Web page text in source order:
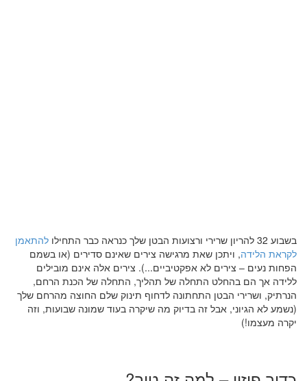
בשבוע 32 להריון שרירי ורצועות הבטן שלך כנראה כבר התחילו
להתאמן
לקראת הלידה, ויתכן שאת מרגישה צירים שאינם סדירים (או בשמם
הפחות נעים – צירים לא אפקטיביים...). צירים אלה אינם מובילים
ללידה אך הם בהחלט התחלה של תהליך, התחלה של הכנת הרחם,
הנרתיק, ושרירי הבטן התחתונה לדחוף תינוק שלם החוצה מהרחם שלך
(נשמע לא הגיוני, אבל זה בדיוק מה שיקרה בעוד שמונה שבועות, וזה
יקרה מעצמו!)